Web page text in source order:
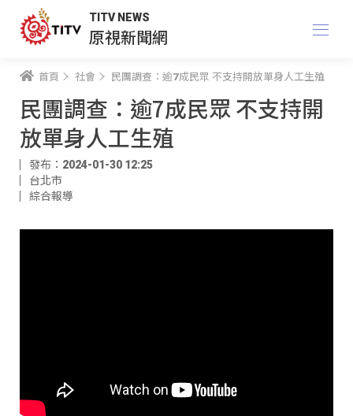
TITV NEWS
原視新聞網
首頁 社會 民團調查：逾7成民眾 不支持開放單身人工生殖
民團調查：逾7成民眾 不支持開
放單身人工生殖
發布：2024-01-30 12:25
台北市
綜合報導